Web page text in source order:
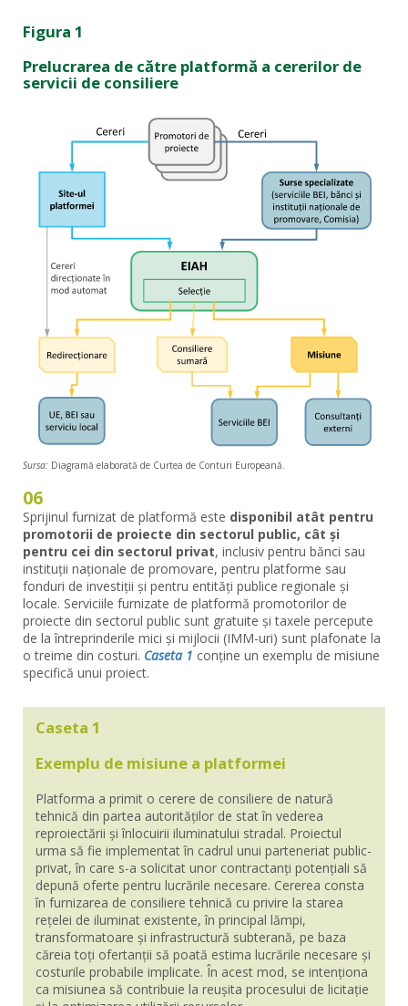
Figura 1
Prelucrarea de către platformă a cererilor de
servicii de consiliere
Sursa: Diagramă elaborată de Curtea de Conturi Europeană.
06
Sprijinul furnizat de platformă este disponibil atât pentru
promotorii de proiecte din sectorul public, cât și
pentru cei din sectorul privat, inclusiv pentru bănci sau
instituții naționale de promovare, pentru platforme sau
fonduri de investiții și pentru entități publice regionale și
locale. Serviciile furnizate de platformă promotorilor de
proiecte din sectorul public sunt gratuite și taxele percepute
de la întreprinderile mici și mijlocii (IMM-uri) sunt plafonate la
o treime din costuri. Caseta 1 conține un exemplu de misiune
specifică unui proiect.
Caseta 1
Exemplu de misiune a platformei
Platforma a primit o cerere de consiliere de natură
tehnică din partea autorităților de stat în vederea
reproiectării și înlocuirii iluminatului stradal. Proiectul
urma să fie implementat în cadrul unui parteneriat public-
privat, în care s-a solicitat unor contractanți potențiali să
depună oferte pentru lucrările necesare. Cererea consta
în furnizarea de consiliere tehnică cu privire la starea
rețelei de iluminat existente, în principal lămpi,
transformatoare și infrastructură subterană, pe baza
căreia toți ofertanții să poată estima lucrările necesare și
costurile probabile implicate. În acest mod, se intenționa
ca misiunea să contribuie la reușita procesului de licitație